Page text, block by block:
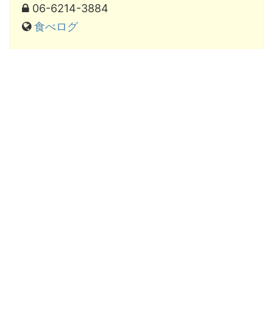
06-6214-3884
食べログ